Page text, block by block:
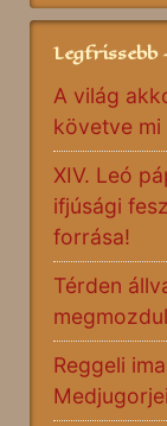
A világ
követve mi
XIV. Leó
ifjúsági
forrása!
Térden
Reggeli